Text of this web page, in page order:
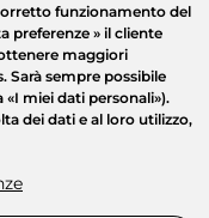
funzionamento del
preferenze » il cliente
maggiori
Sarà sempre possibile
miei dati personali»).
dei dati e al loro utilizzo,